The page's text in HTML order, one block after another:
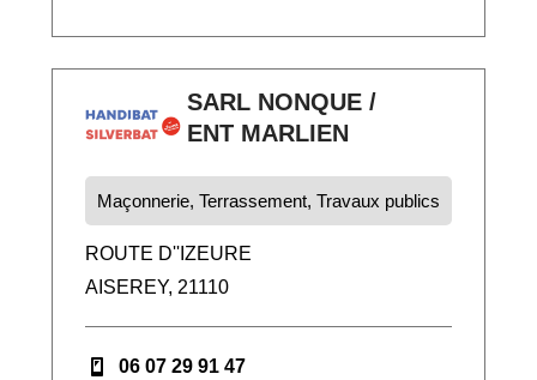
SARL NONQUE /
ENT MARLIEN
Maçonnerie, Terrassement, Travaux publics
ROUTE D''IZEURE
AISEREY, 21110
06 07 29 91 47